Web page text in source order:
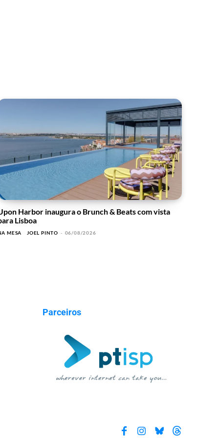
Harbor inaugura o Brunch & Beats com vista
Lisboa
MESA JOEL PINTO - 06/08/2026
Parceiros